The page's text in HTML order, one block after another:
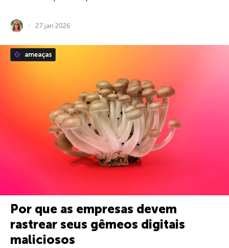
27 jan 2026
ameaças
Por que as empresas devem
rastrear seus gêmeos digitais
maliciosos